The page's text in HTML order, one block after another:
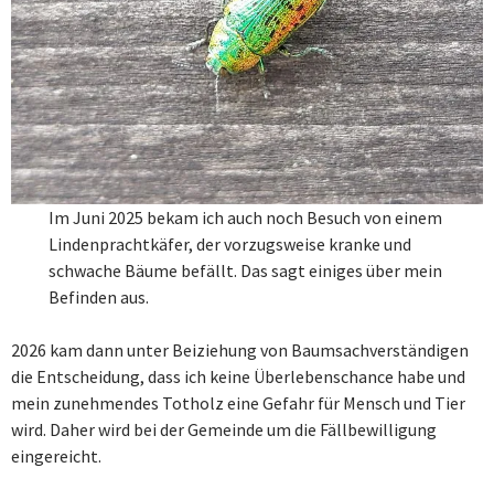
Im Juni 2025 bekam ich auch noch Besuch von einem
Lindenprachtkäfer, der vorzugsweise kranke und
schwache Bäume befällt. Das sagt einiges über mein
Befinden aus.
2026 kam dann unter Beiziehung von Baumsachverständigen
die Entscheidung, dass ich keine Überlebenschance habe und
mein zunehmendes Totholz eine Gefahr für Mensch und Tier
wird. Daher wird bei der Gemeinde um die Fällbewilligung
eingereicht.